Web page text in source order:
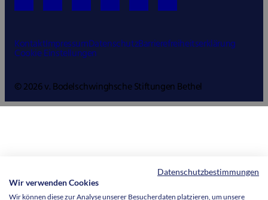
KontaktImpressumDatenschutzBarrierefreiheitserklärung
Cookie Einstellungen
© 2026 v. Bodelschwinghsche Stiftungen Bethel
Datenschutzbestimmungen
Wir verwenden Cookies
Wir können diese zur Analyse unserer Besucherdaten platzieren, um unsere